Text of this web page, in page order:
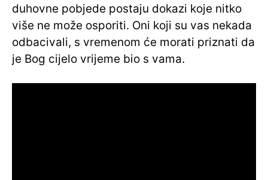
duhovne pobjede postaju dokazi koje nitko
više ne može osporiti. Oni koji su vas nekada
odbacivali, s vremenom će morati priznati da
je Bog cijelo vrijeme bio s vama.